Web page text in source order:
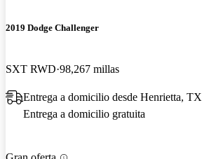
2019 Dodge Challenger
SXT RWD 98,267 millas
Entrega a domicilio desde Henrietta, TX
Entrega a domicilio gratuita